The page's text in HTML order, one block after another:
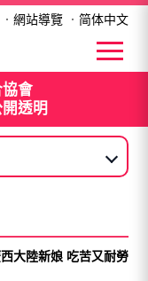
． 網站導覽． 简体中文
會
透明
大陸新娘 吃苦又耐勞